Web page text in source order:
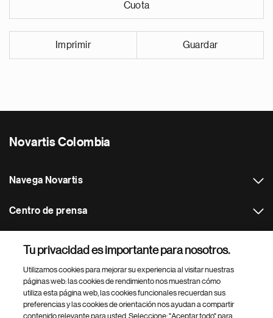
Cuota
Imprimir Guardar
Novartis Colombia
Navega Novartis
Centro de prensa
Footer Site Search
Tu privacidad es importante para nosotros.
Utilizamos cookies para mejorar su experiencia al visitar nuestras
páginas web: las cookies de rendimiento nos muestran cómo
utiliza esta página web, las cookies funcionales recuerdan sus
preferencias y las cookies de orientación nos ayudan a compartir
contenido relevante para usted. Seleccione: "Aceptar todo" para